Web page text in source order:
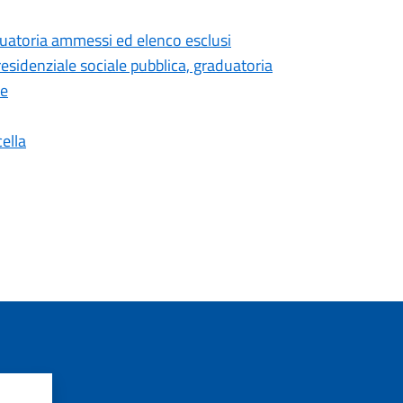
ammessi ed elenco esclusi
sociale pubblica, graduatoria